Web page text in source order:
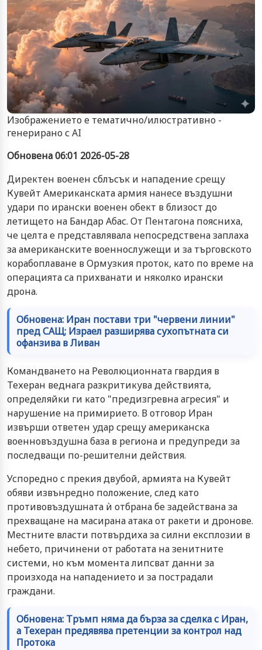
Изображението е тематично/илюстративно -
генерирано с AI
Обновена 06:01 2026-05-28
Директен военен сблъсък и нападение срещу
Кувейт Американската армия нанесе въздушни
удари по ирански военен обект в близост до
летището на Бандар Абас. От Пентагона поясниха,
че целта е представлявала непосредствена заплаха
за американските военнослужещи и за търговското
корабоплаване в Ормузкия проток, като по време на
операцията са прихванати и няколко ирански
дрона.
Обновена: Иран постави три "червени линии"
пред САЩ; Израел разширява сухопътната си
офанзива в Ливан
Командването на Революционната гвардия в
Техеран веднага разкритикува действията,
определяйки ги като "предизгревна агресия" и
нарушение на примирието. В отговор Иран
извърши ответен удар срещу американска
военновъздушна база в региона и предупреди за
последващи по-решителни действия.
Успоредно с прекия двубой, армията на Кувейт
обяви извънредно положение, след като
противовъздушната ѝ отбрана бе задействана за
прехващане на масирана атака от ракети и дронове.
Местните власти потвърдиха за силни експлозии в
небето, причинени от работата на зенитните
системи, но към момента липсват данни за
произхода на нападението и за пострадали
граждани.
Обновена: Тръмп няма да бърза за сделка с Иран,
а Техеран предявява претенции за контрол над
Протока